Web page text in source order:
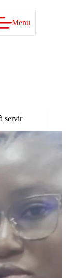
Menu
servir